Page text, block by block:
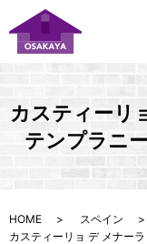
カスティーリ
テンプラニ
HOME
スペイン
カスティーリョ デ メナー